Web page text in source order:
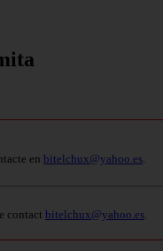
en bitelchux@yahoo.es
contact bitelchux@yahoo.es